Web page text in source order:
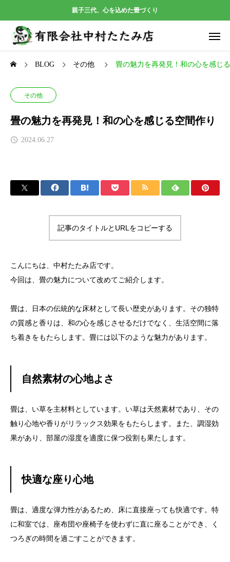
親子三代、心を込めた畳づくり
BLOG その他 畳の魅力を再発見！和の心を感じ
その他
畳の魅力を再発見！和の心を感じる空間作り
2024.06.27
記事のタイトルとURLをコピーする
こんにちは、中村たたみ店です。
今回は、畳の魅力について改めてご紹介します。
畳は、日本の伝統的な床材として長い歴史があります。その独特
の質感と香りは、和の心を感じさせるだけでなく、生活空間に落
ち着きをもたらします。畳には以下のような魅力があります。
自然素材の心地よさ
畳は、い草を主材料としています。い草は天然素材であり、その
触り心地や香りがリラックス効果をもたらします。また、調湿効
果があり、部屋の湿度を適度に保つ役割も果たします。
快適な座り心地
畳は、適度な弾力性があるため、床に直接座っても快適です。特
に和室では、座布団や座椅子を使わずに直に座ることができ、く
つろぎの時間を過ごすことができます。